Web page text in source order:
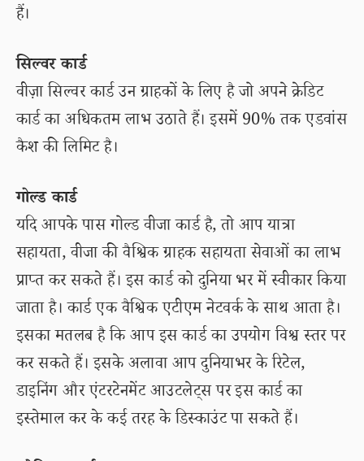
हैं।
सिल्वर कार्ड
वीज़ा सिल्वर कार्ड उन ग्राहकों के लिए है जो अपने क्रेडिट
कार्ड का अधिकतम लाभ उठाते हैं। इसमें 90% तक एडवांस
कैश की लिमिट है।
गोल्ड कार्ड
यदि आपके पास गोल्ड वीजा कार्ड है, तो आप यात्रा
सहायता, वीजा की वैश्विक ग्राहक सहायता सेवाओं का लाभ
प्राप्त कर सकते हैं। इस कार्ड को दुनिया भर में स्वीकार किया
जाता है। कार्ड एक वैश्विक एटीएम नेटवर्क के साथ आता है।
इसका मतलब है कि आप इस कार्ड का उपयोग विश्व स्तर पर
कर सकते हैं। इसके अलावा आप दुनियाभर के रिटेल,
डाइनिंग और एंटरटेनमेंट आउटलेट्स पर इस कार्ड का
इस्तेमाल कर के कई तरह के डिस्काउंट पा सकते हैं।